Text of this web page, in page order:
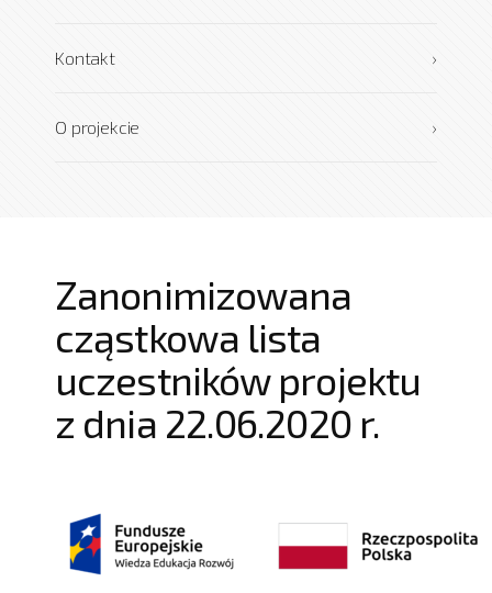
›
Kontakt
›
O projekcie
Zanonimizowana
cząstkowa lista
uczestników projektu
z dnia 22.06.2020 r.